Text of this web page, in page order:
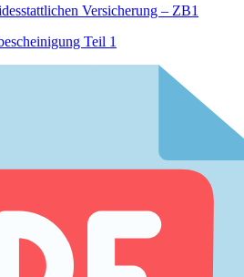
Versicherung – ZB1
Teil 1